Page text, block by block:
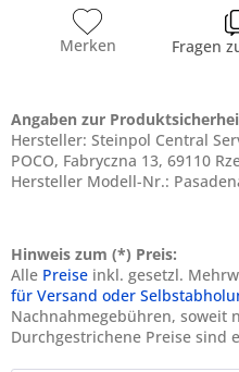
Merken Fragen
Angaben zur
Hersteller: Steinpol Central
POCO, Fabryczna 13, 69110
Hersteller Modell-Nr.:
Hinweis zum (*) Preis:
Alle Preise inkl. gesetzl.
für Versand oder
Nachnahmegebühren, soweit
Durchgestrichene Preise sind